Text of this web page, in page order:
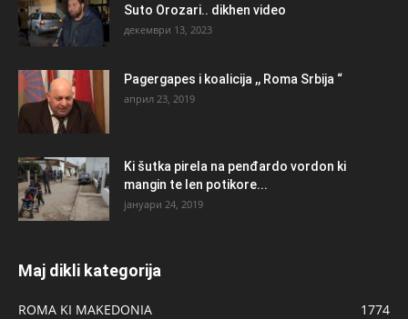
Suto Orozari.. dikhen video
декември 13, 2023
Pagergapes i koalicija ,, Roma Srbija “
април 23, 2019
Ki šutka pirela na penđardo vordon ki
mangin te len potikore...
јануари 24, 2019
Maj dikli kategorija
ROMA KI MAKEDONIA
1774